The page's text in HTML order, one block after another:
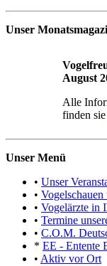
Unser
August
Alle
finden sie
Unser Menü
• Unser
•
• Vogelärzte in
• Termine
• C.O.M.
* EE - Entente
• Aktiv vor Ort